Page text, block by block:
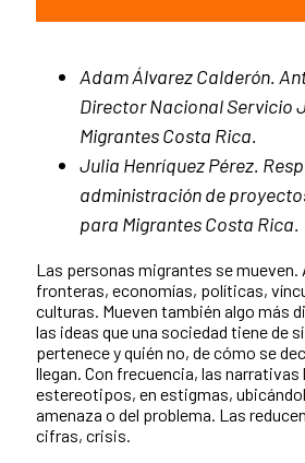
Adam Álvarez Calderón.
Director Nacional Servicio
Migrantes Costa Rica.
Julia Henríquez Pérez.
administración de
para Migrantes Costa Rica.
Las personas migrantes se mueven.
fronteras, economías, políticas,
culturas. Mueven también algo más
las ideas que una sociedad tiene de
pertenece y quién no, de cómo se
llegan. Con frecuencia, las narrativas
estereotipos, en estigmas,
amenaza o del problema. Las
cifras, crisis.